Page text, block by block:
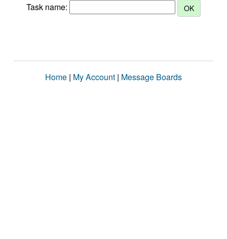
Task name:
Home | My Account | Message Boards